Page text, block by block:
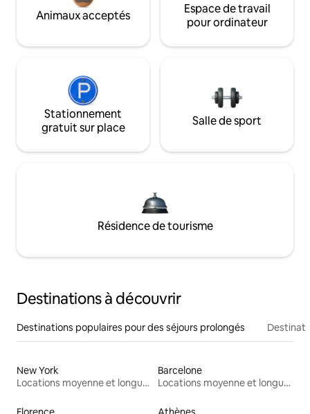
Animaux acceptés
Espace de travail
pour ordinateur
Stationnement
gratuit sur place
Salle de sport
Résidence de tourisme
Destinations à découvrir
Destinations populaires pour des séjours prolongés
New York
Locations moyenne et longue durée
Barcelone
Locations moyenne et longue durée